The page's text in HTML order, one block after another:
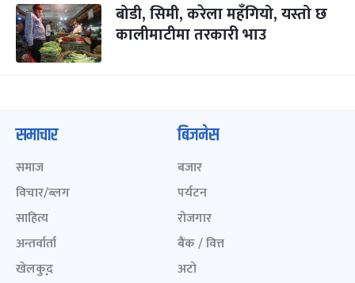
बोडी, सिमी, करेला महँगियो, यस्तो छ
कालीमाटीमा तरकारी भाउ
समाचार
समाज
विचार/ब्लग
साहित्य
अन्तर्वार्ता
खेलकुद़़
बिजनेस
बजार
पर्यटन
रोजगार
बैंक / वित्त
अटो